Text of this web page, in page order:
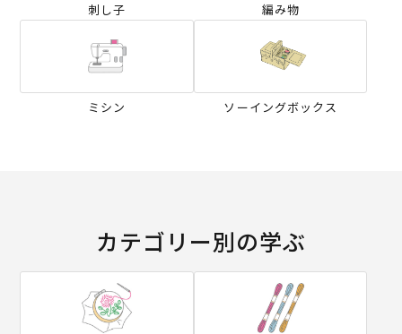
刺し子 編み物
ミシン ソーイングボックス
カテゴリー別の学ぶ